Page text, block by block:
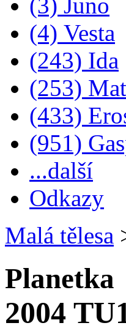
(4) Vesta
(243) Ida
(253)
(433)
(951)
...další
Odkazy
Malá tělesa
Planetka
2004